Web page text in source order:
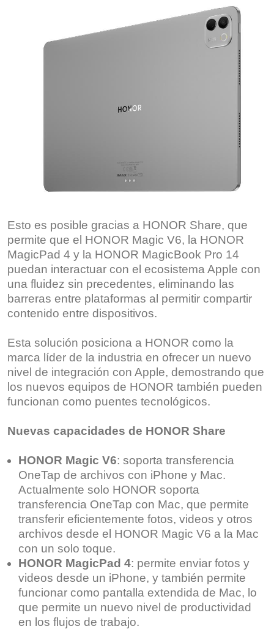
Esto es posible gracias a HONOR Share, que
permite que el HONOR Magic V6, la HONOR
MagicPad 4 y la HONOR MagicBook Pro 14
puedan interactuar con el ecosistema Apple con
una fluidez sin precedentes, eliminando las
barreras entre plataformas al permitir compartir
contenido entre dispositivos.
Esta solución posiciona a HONOR como la
marca líder de la industria en ofrecer un nuevo
nivel de integración con Apple, demostrando que
los nuevos equipos de HONOR también pueden
funcionan como puentes tecnológicos.
Nuevas capacidades de HONOR Share
HONOR Magic V6: soporta transferencia
OneTap de archivos con iPhone y Mac.
Actualmente solo HONOR soporta
transferencia OneTap con Mac, que permite
transferir eficientemente fotos, videos y otros
archivos desde el HONOR Magic V6 a la Mac
con un solo toque.
HONOR MagicPad 4: permite enviar fotos y
videos desde un iPhone, y también permite
funcionar como pantalla extendida de Mac, lo
que permite un nuevo nivel de productividad
en los flujos de trabajo.